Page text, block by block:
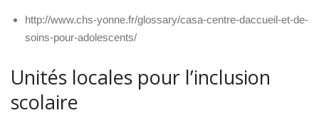
http://www.chs-yonne.fr/glossary/casa-centre-daccueil-et-de-
soins-pour-adolescents/
Unités locales pour l’inclusion
scolaire